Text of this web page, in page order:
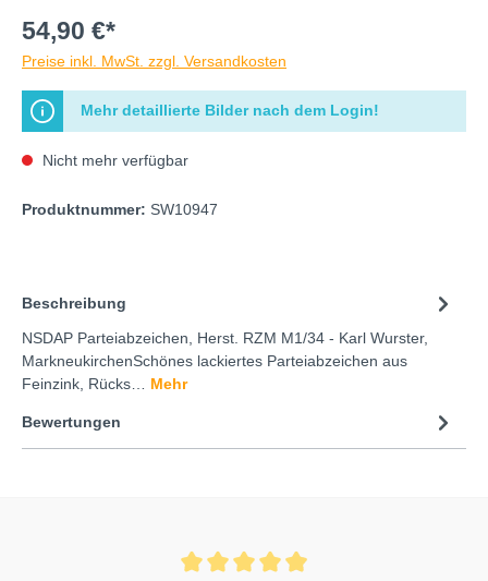
54,90 €*
Preise inkl. MwSt. zzgl. Versandkosten
Mehr detaillierte Bilder nach dem Login!
Nicht mehr verfügbar
Produktnummer: SW10947
Beschreibung
NSDAP Parteiabzeichen, Herst. RZM M1/34 - Karl Wurster,
MarkneukirchenSchönes lackiertes Parteiabzeichen aus
Feinzink, Rücks… Mehr
Bewertungen